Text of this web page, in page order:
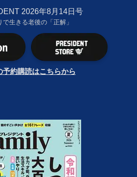
2026年8月14日号
で生きる老後の「正解」
予約購読はこちらから